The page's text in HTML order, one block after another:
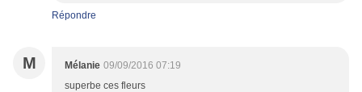
Répondre
M Mélanie 09/09/2016 07:19
superbe ces fleurs